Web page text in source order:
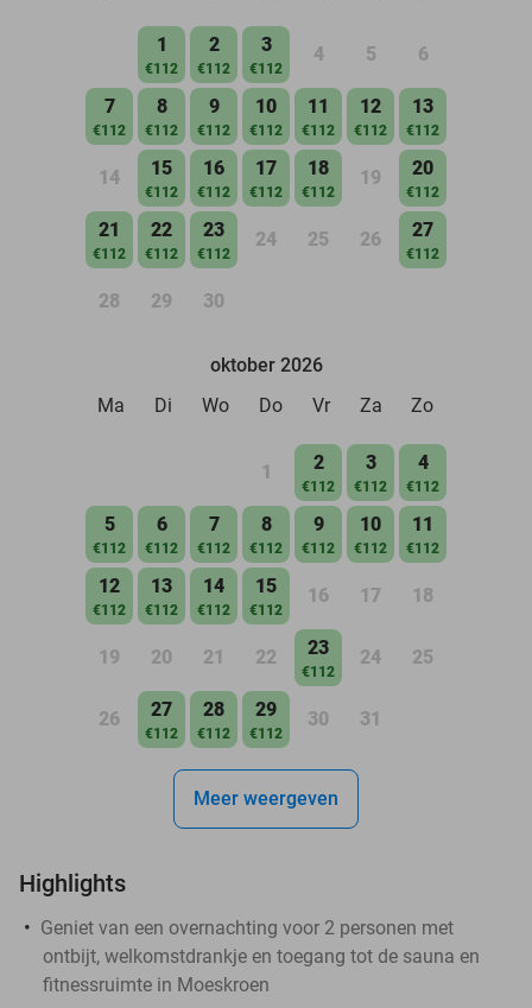
1
€112
2
€112
3
€112
4 5 6
7
€112
8
€112
9
€112
10
€112
11
€112
12
€112
13
€112
14 15
€112
16
€112
17
€112
18
€112
19 20
€112
21
€112
22
€112
23
€112
24 25 26 27
€112
28 29 30
oktober 2026
Ma
Di Wo Do Vr Za Zo
1 2
€112
3
€112
4
€112
5
€112
6
€112
7
€112
8
€112
9
€112
10
€112
11
€112
12
€112
13
€112
14
€112
15
€112
16 17 18
19 20 21 22 23
€112
24 25
26 27
€112
28
€112
29
€112
30 31
Meer weergeven
Highlights
Geniet van een overnachting voor 2 personen met
ontbijt, welkomstdrankje en toegang tot de sauna en
fitnessruimte in Moeskroen